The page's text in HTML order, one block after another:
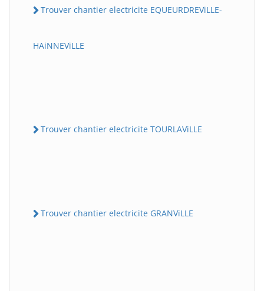
Trouver chantier electricite EQUEURDREViLLE-
HAiNNEViLLE
Trouver chantier electricite TOURLAViLLE
Trouver chantier electricite GRANViLLE